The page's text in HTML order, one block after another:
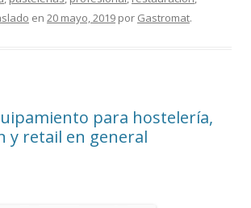
en 20 mayo, 2019 por Gastromat.
para hostelería,
y retail en general